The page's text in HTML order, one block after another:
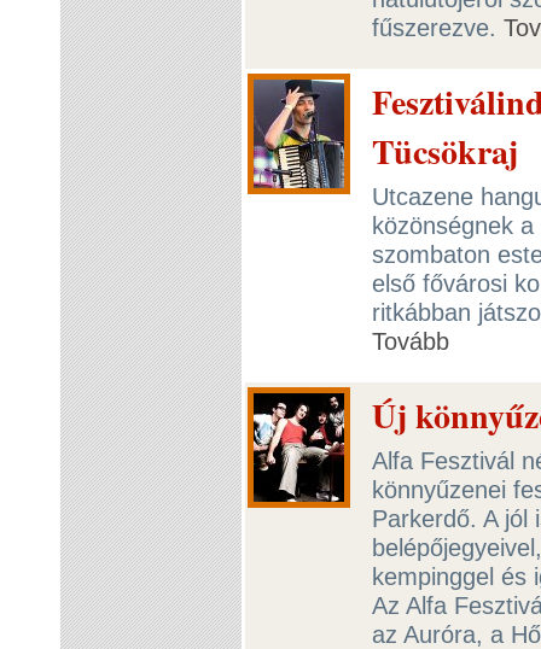
fűszerezve.
Tücsökraj
Utcazene
közönségnek
szombaton
első fővárosi
ritkábban
Tovább
Új
Alfa Fesztivál
könnyűzenei
Parkerdő. A jól
kempinggel és
Az Alfa
az Auróra, a